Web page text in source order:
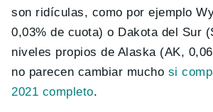
son ridículas, como por ejemplo
0,03% de cuota) o Dakota del Sur
niveles propios de Alaska (AK,
no parecen cambiar mucho si
2021 completo.